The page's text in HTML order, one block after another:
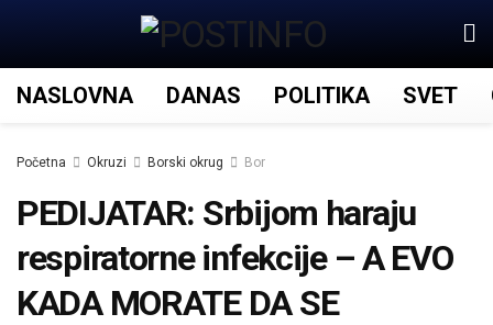
NASLOVNA DANAS POLITIKA SVET
Početna Okruzi Borski okrug Bor
PEDIJATAR: Srbijom haraju
respiratorne infekcije – A EVO
KADA MORATE DA SE